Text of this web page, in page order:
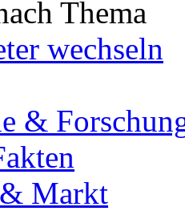
Thema
wechseln
&
Markt